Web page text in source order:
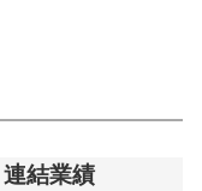
結業績